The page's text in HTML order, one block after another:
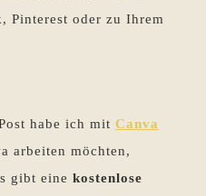
Pinterest oder zu Ihrem
habe ich mit Canva
arbeiten möchten,
gibt eine kostenlose